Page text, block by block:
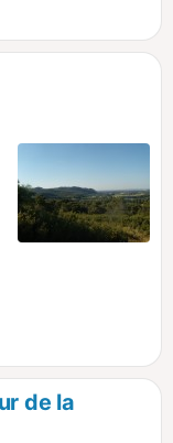
de la